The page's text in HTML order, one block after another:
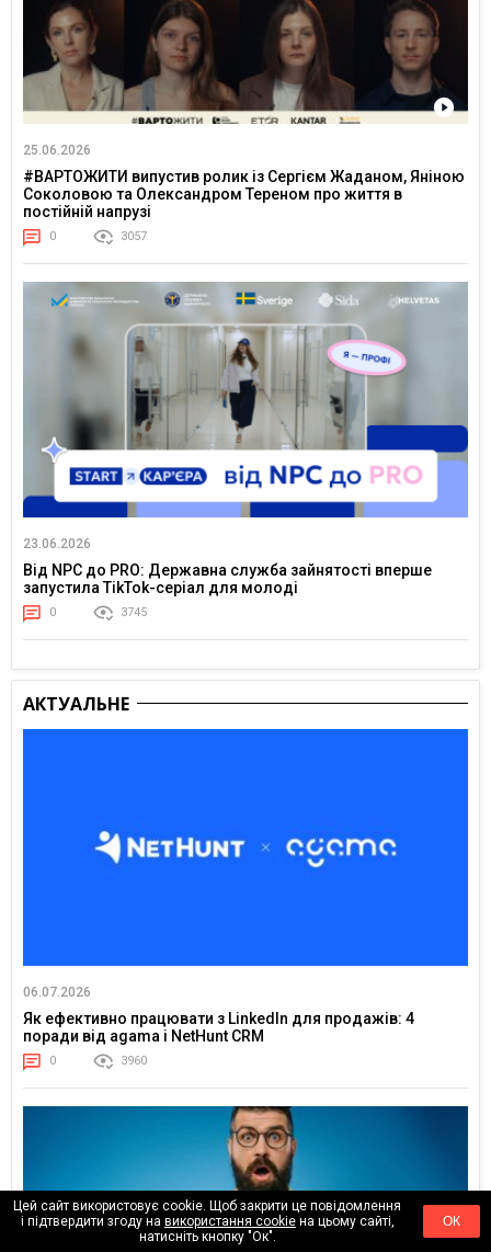
25.06.2026
#ВАРТОЖИТИ випустив ролик із Сергієм Жаданом, Яніною
Соколовою та Олександром Тереном про життя в
постійній напрузі
0 3057
23.06.2026
Від NPC до PRO: Державна служба зайнятості вперше
запустила TikTok-серіал для молоді
0 3745
АКТУАЛЬНЕ
06.07.2026
Як ефективно працювати з LinkedIn для продажів: 4
поради від agama і NetHunt CRM
0 3960
Цей сайт використовує cookie. Щоб закрити це повідомлення
і підтвердити згоду на використання cookieна цьому сайті,
натисніть кнопку "Ок".
ОК